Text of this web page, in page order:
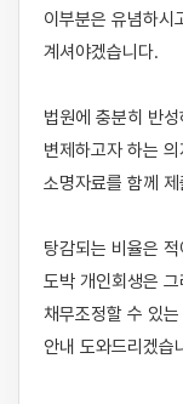
이부분은 유념하시
계셔야겠습니다.
법원에 충분히 반
변제하고자 하는
소명자료를 함께
탕감되는 비율은
도박 개인회생은
채무조정할 수 있
안내 도와드리겠습